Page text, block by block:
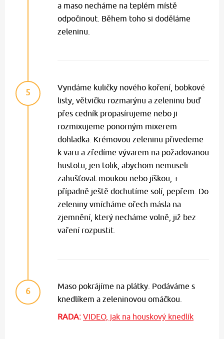
a maso necháme na teplém místě
odpočinout. Během toho si doděláme
zeleninu.
5
Vyndáme kuličky nového koření, bobkové
listy, větvičku rozmarýnu a zeleninu buď
přes cedník propasírujeme nebo ji
rozmixujeme ponorným mixerem
dohladka. Krémovou zeleninu přivedeme
k varu a zředíme vývarem na požadovanou
hustotu, jen tolik, abychom nemuseli
zahušťovat moukou nebo jíškou, +
případně ještě dochutíme solí, pepřem. Do
zeleniny vmícháme ořech másla na
zjemnění, který necháme volně, již bez
vaření rozpustit.
6
Maso pokrájíme na plátky. Podáváme s
knedlíkem a zeleninovou omáčkou.
RADA: VIDEO, jak na houskový knedlík